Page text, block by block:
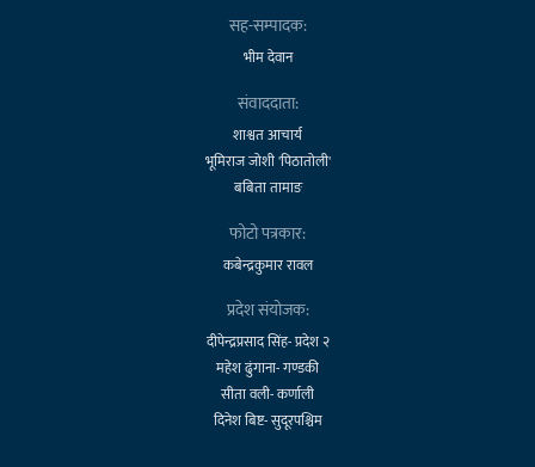
सह-सम्पादक:
भीम देवान
संवाददाता:
शाश्वत आचार्य
भूमिराज जोशी 'पिठातोली'
बबिता तामाङ
फोटो पत्रकार:
कबेन्द्रकुमार रावल
प्रदेश संयोजक:
दीपेन्द्रप्रसाद सिंह- प्रदेश २
महेश ढुंगाना- गण्डकी
सीता वली- कर्णाली
दिनेश बिष्ट- सुदूरपश्चिम